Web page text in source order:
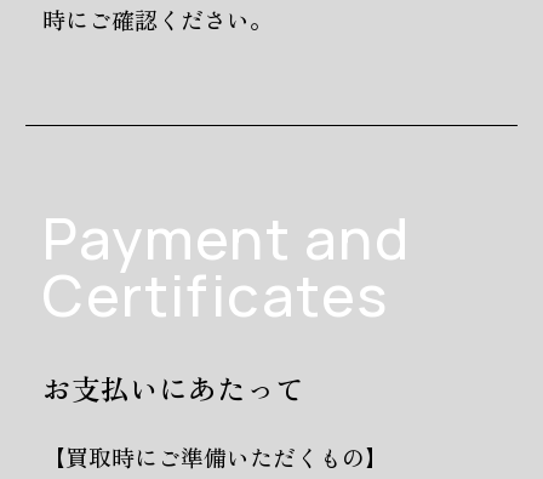
時にご確認ください。
Payment and
Certificates
お支払いにあたって
【買取時にご準備いただくもの】